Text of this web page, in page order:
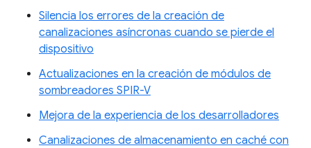
Silencia los errores de la creación de
canalizaciones asíncronas cuando se pierde el
dispositivo
Actualizaciones en la creación de módulos de
sombreadores SPIR-V
Mejora de la experiencia de los desarrolladores
Canalizaciones de almacenamiento en caché con